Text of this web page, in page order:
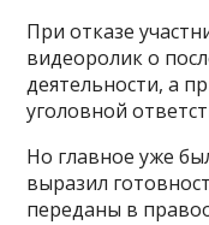
При отказе
видеоролик о
деятельности, а
уголовной
Но главное уже
выразил
переданы в